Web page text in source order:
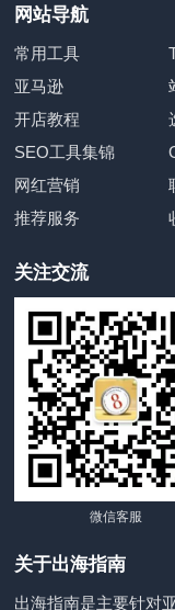
网站导航
常用工具
亚马逊
开店教程
SEO工具集锦
网红营销
推荐服务
关注交流
微信客服
关于出海指南
出海指南是主要针对